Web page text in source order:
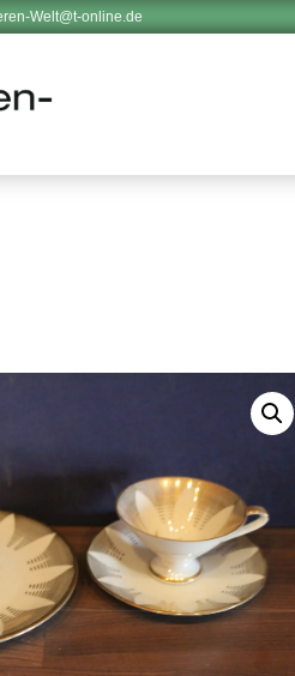
Welt@t-online.de